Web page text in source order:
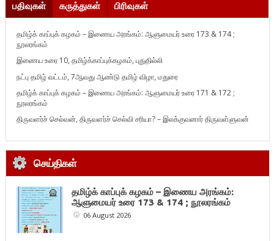
பதிவுகள் கருத்துகள் பிரிவுகள்
தமிழ்க் காப்புக் கழகம் – இணைய அரங்கம்: ஆளுமையர் உரை 173 & 174 ;
நூலரங்கம்
இணைய உரை 10, தமிழ்க்காப்புக்கழகம், புதுதில்லி
நட்பு தமிழ் வட்டம், 7ஆவது ஆண்டு தமிழ் விழா, மதுரை
தமிழ்க் காப்புக் கழகம் – இணைய அரங்கம்: ஆளுமையர் உரை 171 & 172 ;
நூலரங்கம்
திருவளர்ச் செல்வன், திருவளர்ச் செல்வி சரியா? – இலக்குவனார் திருவள்ளுவன்
செய்திகள்
தமிழ்க் காப்புக் கழகம் – இணைய அரங்கம்:
ஆளுமையர் உரை 173 & 174 ; நூலரங்கம்
06 August 2026